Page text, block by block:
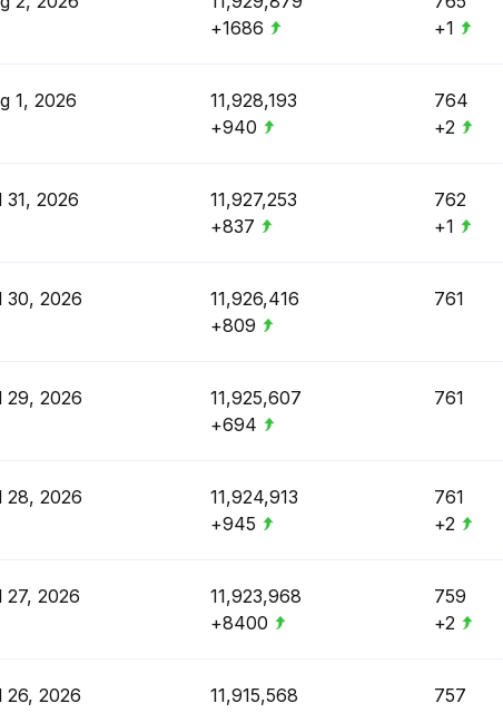
+1686
+1
1, 2026
11,928,193
+940
764
+2
31, 2026
11,927,253
+837
762
+1
30, 2026
11,926,416
+809
761
29, 2026
11,925,607
+694
761
28, 2026
11,924,913
+945
761
+2
27, 2026
11,923,968
+8400
759
+2
26, 2026
11,915,568
757